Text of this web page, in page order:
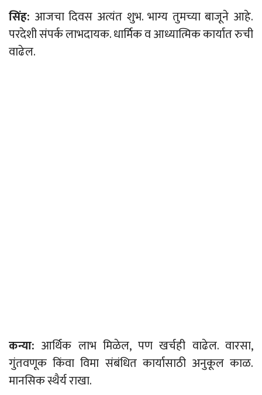
सिंह: आजचा दिवस अत्यंत शुभ. भाग्य तुमच्या बाजूने आहे.
परदेशी संपर्क लाभदायक. धार्मिक व आध्यात्मिक कार्यात रुची
वाढेल.
कन्या: आर्थिक लाभ मिळेल, पण खर्चही वाढेल. वारसा,
गुंतवणूक किंवा विमा संबंधित कार्यासाठी अनुकूल काळ.
मानसिक स्थैर्य राखा.